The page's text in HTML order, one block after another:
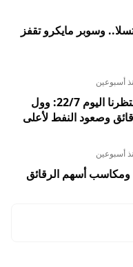
وسوبر مايكرو تقفز
أسبوعين
ملخص الأسواق: ماحدث بالأمس وماينتظرنا اليوم 22/7: وول
وصعود النفط لأعلى
أسبوعين
ومكاسب أسهم الرقائق